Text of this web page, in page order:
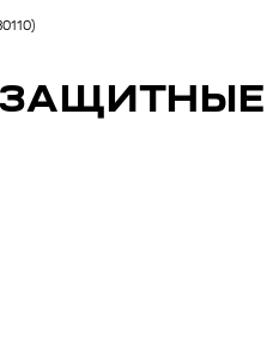
ЗАЩИТНЫЕ